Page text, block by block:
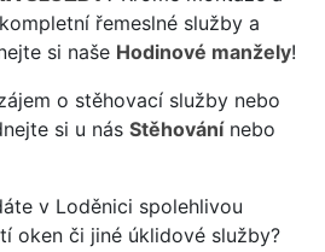
řemeslné služby a
si naše Hodinové manžely!
o stěhovací služby nebo
si u nás Stěhovánínebo
v Loděnici spolehlivou
oken či jiné úklidové služby?